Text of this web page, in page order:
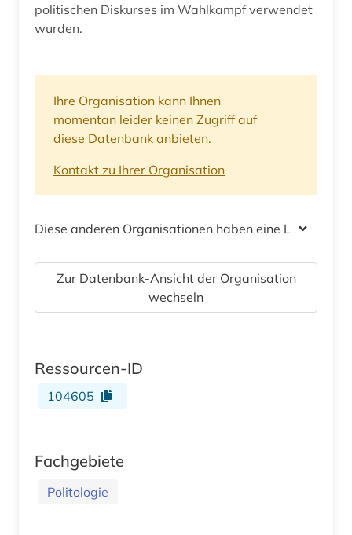
politischen Diskurses im Wahlkampf verwendet
wurden.
Ihre Organisation kann Ihnen
momentan leider keinen Zugriff auf
diese Datenbank anbieten.
Kontakt zu Ihrer Organisation
Diese anderen Organisationen haben eine Lizenz
Zur Datenbank-Ansicht der Organisation
wechseln
Ressourcen-ID
104605
Fachgebiete
Politologie